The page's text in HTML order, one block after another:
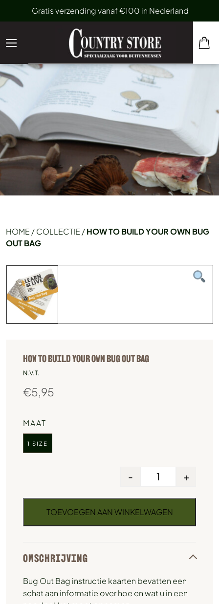
Gratis verzending vanaf €100 in Nederland
HOME /COLLECTIE /HOW TO BUILD YOUR OWN BUG
OUT BAG
HOW TO BUILD YOUR OWN BUG OUT BAG
N.V.T.
€5,95
MAAT
1 SIZE
- +
TOEVOEGEN AAN WINKELWAGEN
OMSCHRIJVING
Bug Out Bag instructie kaarten bevatten een
schat aan informatie over hoe en wat u in een